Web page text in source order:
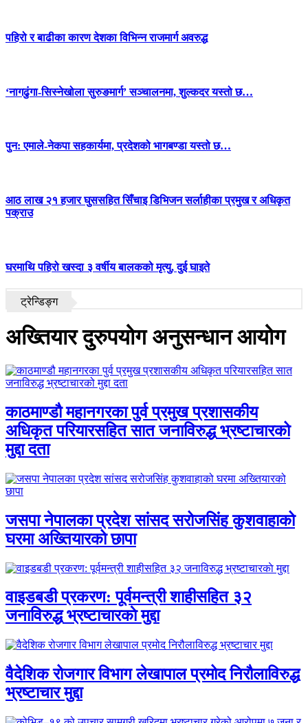
पहिरो र बाढीका कारण देशका विभिन्न राजमार्ग अवरुद्ध
‘नागढुंगा-सिस्नेखोला सुरुङमार्ग’ सञ्चालनमा, शुल्कदर यस्तो छ…
पुन: एमाले-नेकपा सहकार्यमा, प्रदेशको भागबण्डा यस्तो छ…
आठ लाख २१ हजार घुससहित सिँचाइ डिभिजन सर्लाहीका प्रमुख र अधिकृत
पक्राउ
घरमाथि पहिरो खस्दा ३ वर्षीय बालकको मृत्यु, दुई घाइते
ट्रेन्डिङ्ग
अख्तियार दुरुपयोग अनुसन्धान आयोग
काठमाण्डौ महानगरका पुर्व प्रमुख प्रशासकीय
अधिकृत परियारसहित सात जनाविरुद्ध भ्रष्टाचारको
मुद्दा दता
जसपा नेपालका प्रदेश सांसद सरोजसिंह कुशवाहाको
घरमा अख्तियारको छापा
वाइडबडी प्रकरण: पूर्वमन्त्री शाहीसहित ३२
जनाविरुद्ध भ्रष्टाचारकाे मुद्दा
वैदेशिक रोजगार विभाग लेखापाल प्रमोद निरौलाविरुद्ध
भ्रष्टाचार मुद्दा